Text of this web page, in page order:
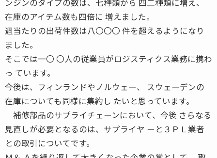
在庫のアイテム数も四倍に 増えました。
週当たりの出荷件数は八〇〇〇 件を超えるようになり
ました。
そこでは一〇 〇人の従業員がロジスティクス業務に携わ
っ ています。
今後は、フィンランドやノルウェー、 スウェーデンの
在庫についても同様に集約し たいと思っています。
補修部品のサプライチェーンにおいて、今後 さらなる
見直しが必要となるのは、サプライヤ ーと３ＰＬ業者
との取引についてです。